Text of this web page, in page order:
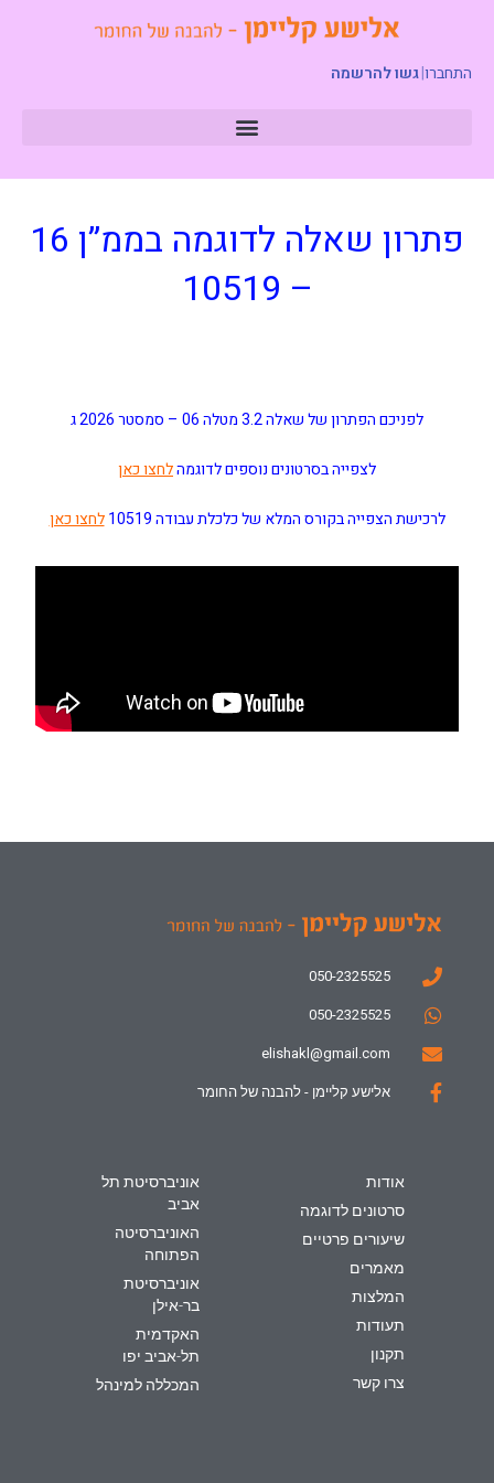
התחברו|גשו להרשמה
פתרון שאלה לדוגמה בממ”ן 16
– 10519
לפניכם הפתרון של שאלה 3.2 מטלה 06 – סמסטר 2026 ג
לצפייה בסרטונים נוספים לדוגמהלחצו כאן
לרכישת הצפייה בקורס המלא של כלכלת עבודה 10519 לחצו כאן
050-2325525
050-2325525
elishakl@gmail.com
אלישע קליימן - להבנה של החומר
אודות
סרטונים לדוגמה
שיעורים פרטיים
מאמרים
המלצות
תעודות
תקנון
צרו קשר
אוניברסיטת תל
אביב
האוניברסיטה
הפתוחה
אוניברסיטת
בר-אילן
האקדמית
תל-אביב יפו
המכללה למינהל